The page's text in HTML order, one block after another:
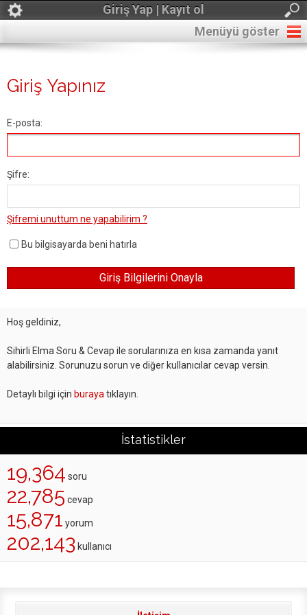
Giriş Yap | Kayıt ol
Menüyü göster
Giriş Yapınız
E-posta:
Şifre:
Şifremi unuttum ne yapabilirim ?
Bu bilgisayarda beni hatırla
Hoş geldiniz,
Sihirli Elma Soru & Cevap ile sorularınıza en kısa zamanda yanıt
alabilirsiniz. Sorunuzu sorun ve diğer kullanıcılar cevap versin.
Detaylı bilgi için buraya tıklayın.
İstatistikler
19,364 soru
22,785 cevap
15,871 yorum
202,143 kullanıcı